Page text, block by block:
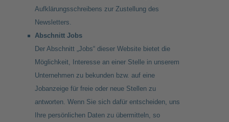
Aufklärungsschreibens zur Zustellung des
Newsletters.
Abschnitt Jobs
Der Abschnitt „Jobs“ dieser Website bietet die
Möglichkeit, Interesse an einer Stelle in unserem
Unternehmen zu bekunden bzw. auf eine
Jobanzeige für freie oder neue Stellen zu
antworten. Wenn Sie sich dafür entscheiden, uns
Ihre persönlichen Daten zu übermitteln, so